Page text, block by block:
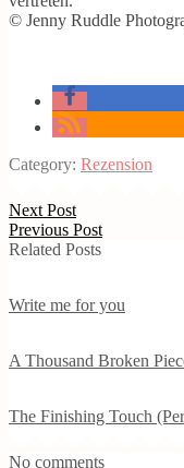
© Jenny Ruddle
Category: Rezension
Next Post
Previous Post
Related Posts
Write me for you
A Thousand Broken
The Finishing Touch
No comments